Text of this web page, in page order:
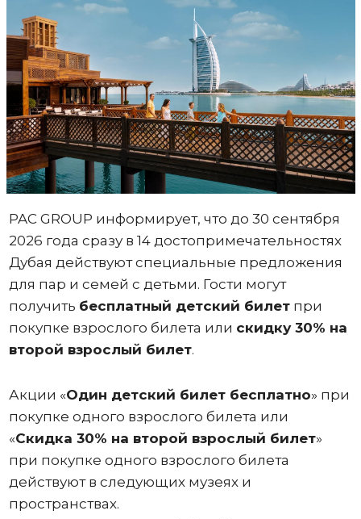
PAC GROUP информирует, что до 30 сентября
2026 года сразу в 14 достопримечательностях
Дубая действуют специальные предложения
для пар и семей с детьми. Гости могут
получить бесплатный детский билетпри
покупке взрослого билета или скидку 30% на
второй взрослый билет.
Акции «Один детский билет бесплатно» при
покупке одного взрослого билета или
«Скидка 30% на второй взрослый билет»
при покупке одного взрослого билета
действуют в следующих музеях и
пространствах.